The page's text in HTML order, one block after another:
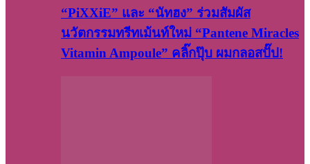
“PiXXiE” และ “นัทฮง” ร่วมสัมผัส
นวัตกรรมทรีทเม้นท์ใหม่ “Pantene Miracles
Vitamin Ampoule” คลิ๊กปุ๊บ ผมกลอสปั๊ป!